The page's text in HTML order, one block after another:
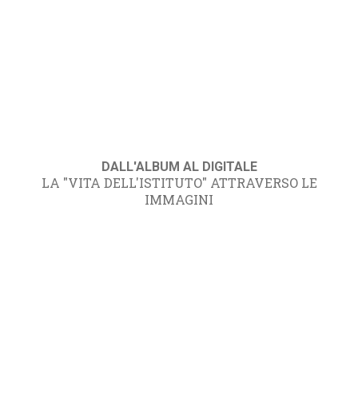
DALL'ALBUM AL DIGITALE
LA "VITA DELL'ISTITUTO" ATTRAVERSO LE
IMMAGINI